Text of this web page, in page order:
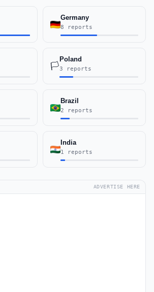
Germany
8 reports
🏳️
Poland
3 reports
Brazil
2 reports
India
1 reports
ADVERTISE HERE